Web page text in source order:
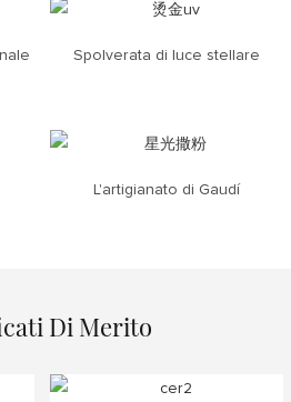
Spolverata di luce stellare
L'artigianato di Gaudí
Di Merito